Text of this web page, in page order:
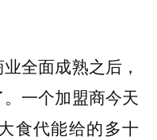
全面成熟之后，
一个加盟商今天
食代能给的多十